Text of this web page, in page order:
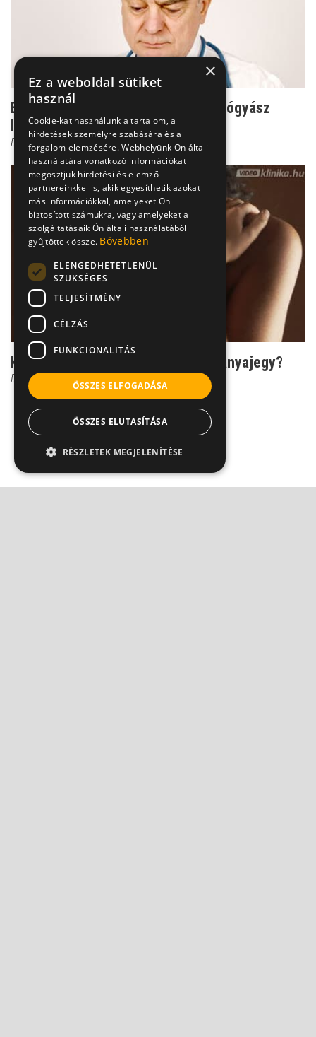
Ezt mondaná Dr. Csernus, ha bőrgyógyász
lenne!
Dr. Horváth Béla
Kínzó kétely: Mit okozhat a sérült anyajegy?
Dr. Horváth Béla
×
Ez a weboldal sütiket
használ
Cookie-kat használunk a tartalom, a
hirdetések személyre szabására és a
forgalom elemzésére. Webhelyünk Ön általi
használatára vonatkozó információkat
megosztjuk hirdetési és elemző
partnereinkkel is, akik egyesíthetik azokat
más információkkal, amelyeket Ön
biztosított számukra, vagy amelyeket a
szolgáltatásaik Ön általi használatából
gyűjtöttek össze. Bővebben
ELENGEDHETETLENÜL
SZÜKSÉGES
TELJESÍTMÉNY
CÉLZÁS
FUNKCIONALITÁS
ÖSSZES ELFOGADÁSA
ÖSSZES ELUTASÍTÁSA
RÉSZLETEK MEGJELENÍTÉSE